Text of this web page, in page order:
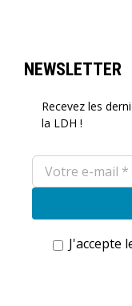
NEWSLETTER
Recevez les
la LDH !
J'accepte